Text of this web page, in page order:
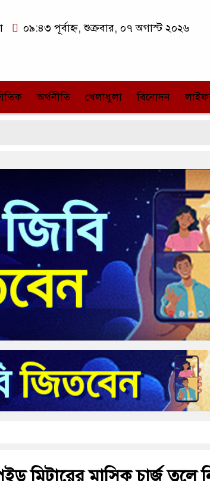
০৯:৪৩ পূর্বাহ্ন, শুক্রবার, ০৭ অগাস্ট ২০২৬
অর্থনীতি খেলাধুলা বিনোদন
মিটারের মাসিক চার্জ তুলে